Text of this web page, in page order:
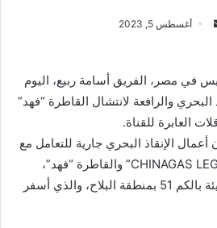
ل
ر
د
أغسطس 5, 2023
في مصر، الفريق أسامة ربيع، اليوم
البحري والرافعة لانتشال القاطرة “فهد”
العابرة للقناة.
أعمال الإنقاذ البحري جارية للتعامل مع
حادث تصادم الناقلة “CHINAGAS LEGEND” والقاطرة “فهد”،
إحدى القاطرات التابعة للهيئة بالكم 51 بمنطقة البلاح، والذي أسفر